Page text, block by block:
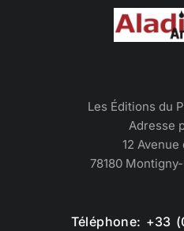
Les Éditions du
Adresse
12 Avenue
78180
Téléphone: +33